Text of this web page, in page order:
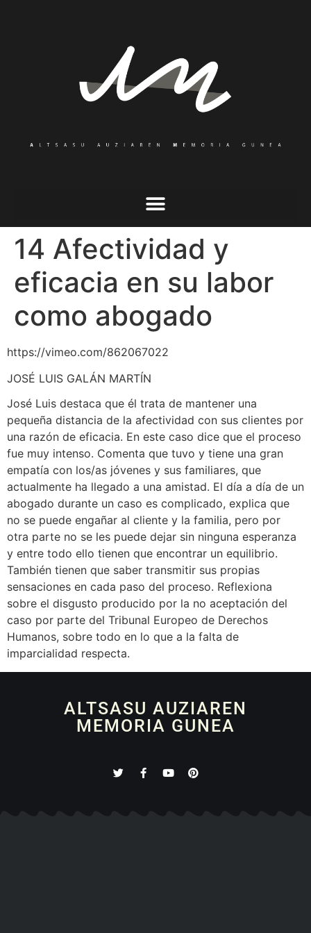
14 Afectividad y
eficacia en su labor
como abogado
https://vimeo.com/862067022
JOSÉ LUIS GALÁN MARTÍN
José Luis destaca que él trata de mantener una
pequeña distancia de la afectividad con sus clientes por
una razón de eficacia. En este caso dice que el proceso
fue muy intenso. Comenta que tuvo y tiene una gran
empatía con los/as jóvenes y sus familiares, que
actualmente ha llegado a una amistad. El día a día de un
abogado durante un caso es complicado, explica que
no se puede engañar al cliente y la familia, pero por
otra parte no se les puede dejar sin ninguna esperanza
y entre todo ello tienen que encontrar un equilibrio.
También tienen que saber transmitir sus propias
sensaciones en cada paso del proceso. Reflexiona
sobre el disgusto producido por la no aceptación del
caso por parte del Tribunal Europeo de Derechos
Humanos, sobre todo en lo que a la falta de
imparcialidad respecta.
ALTSASU AUZIAREN
MEMORIA GUNEA